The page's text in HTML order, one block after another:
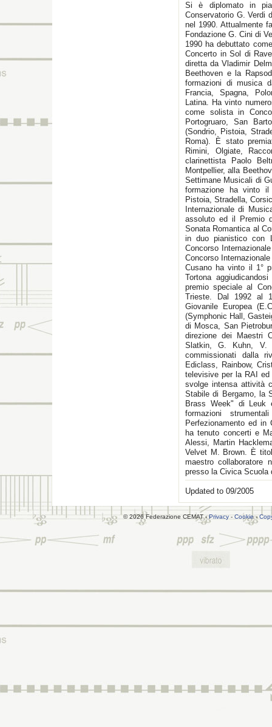
Si è diplomato in
Conservatorio G. Verdi
nel 1990. Attualmente
Fondazione G. Cini di
1990 ha debuttato
Concerto in Sol di
diretta da Vladimir
Beethoven e la
formazioni di musica
Francia, Spagna,
Latina. Ha vinto
come solista in
Portogruaro, San
(Sondrio, Pistoia,
Roma). È stato
Rimini, Olgiate,
clarinettista Paolo
Montpellier, alla
Settimane Musicali di
formazione ha vinto
Pistoia, Stradella,
Internazionale di
assoluto ed il Premio
Sonata Romantica al
in duo pianistico con
Concorso
Concorso
Cusano ha vinto il 1°
Tortona
premio speciale al
Trieste. Dal 1992 al
Giovanile Europea
(Symphonic Hall,
di Mosca, San
direzione dei Maestri
Slatkin, G. Kuhn, V.
commissionati dalla
Ediclass, Rainbow,
televisive per la RAI ed
svolge intensa attività
Stabile di Bergamo, la
Brass Week" di Leuk
formazioni
Perfezionamento ed in
ha tenuto concerti e
Alessi, Martin
Velvet M. Brown. È
maestro collaboratore
presso la Civica Scuola
Updated to 09/2005
© 2026 Federazione CEMAT -Privacy - Cookie-